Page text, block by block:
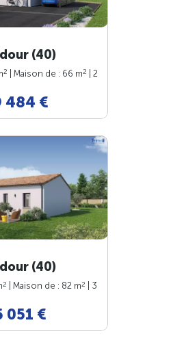
(40)
2 | Maison de : 66 m2
| 2
484 €
(40)
2 | Maison de : 82 m2
| 3
051 €